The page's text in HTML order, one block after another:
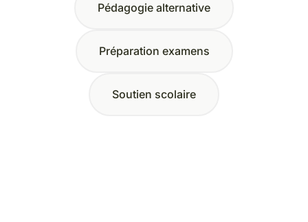
Pédagogie alternative
Préparation examens
Soutien scolaire